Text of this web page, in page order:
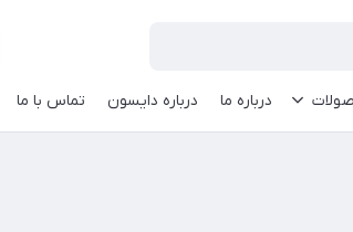
درباره ما درباره دایسون تماس با ما